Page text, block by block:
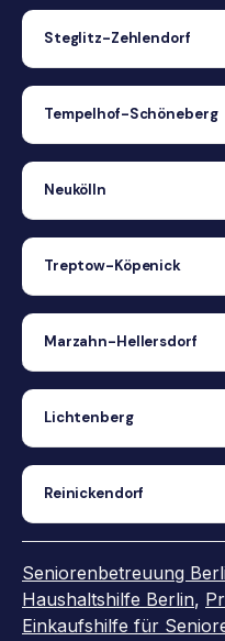
Steglitz-Zehlendorf
Tempelhof-Schöneberg
Neukölln
Treptow-Köpenick
Marzahn-Hellersdorf
Lichtenberg
Reinickendorf
Seniorenbetreuung
Haushaltshilfe Berlin,
Einkaufshilfe für